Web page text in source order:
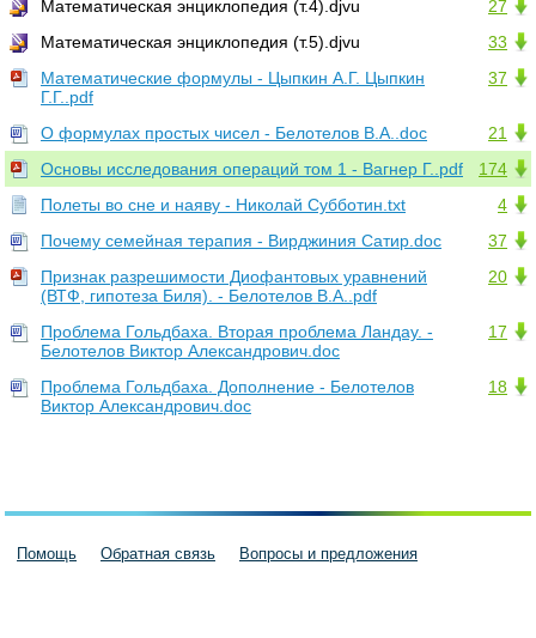
27
Математическая энциклопедия (т.4).djvu
33
Математическая энциклопедия (т.5).djvu
37
Математические формулы - Цыпкин А.Г. Цыпкин
Г.Г..pdf
21
О формулах простых чисел - Белотелов В.А..doc
174
Основы исследования операций том 1 - Вагнер Г..pdf
4
Полеты во сне и наяву - Hиколай Субботин.txt
37
Почему семейная терапия - Вирджиния Сатир.doc
20
Признак разрешимости Диофантовых уравнений
(ВТФ, гипотеза Биля). - Белотелов В.А..pdf
17
Проблема Гольдбаха. Вторая проблема Ландау. -
Белотелов Виктор Александрович.doc
18
Проблема Гольдбаха. Дополнение - Белотелов
Виктор Александрович.doc
Помощь Обратная связь Вопросы и предложения